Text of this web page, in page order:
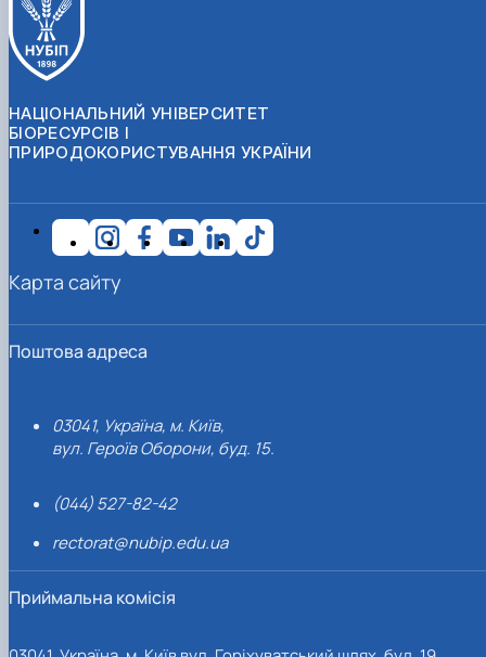
НАЦІОНАЛЬНИЙ УНІВЕРСИТЕТ
БІОРЕСУРСІВ І
ПРИРОДОКОРИСТУВАННЯ УКРАЇНИ
Поштова адреса
03041, Україна, м. Київ,
вул. Героїв Оборони, буд. 15.
(044) 527-82-42
rectorat@nubip.edu.ua
Приймальна комісія
Карта сайту